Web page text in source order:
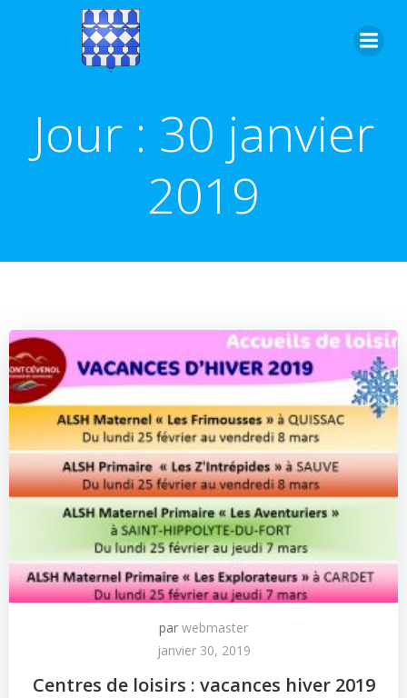
Jour : 30 janvier
2019
par webmaster
janvier 30, 2019
Centres de loisirs : vacances hiver 2019